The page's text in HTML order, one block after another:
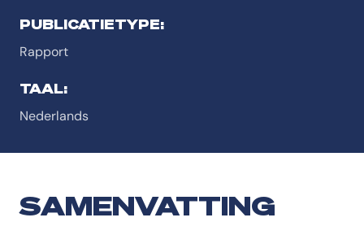
PUBLICATIETYPE:
Rapport
TAAL:
Nederlands
SAMENVATTING